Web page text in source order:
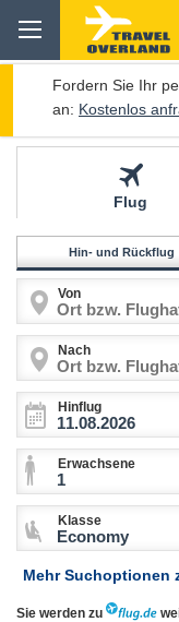
Fordern Sie Ihr
an: Kostenlos
Flug
Hin- und Rückflug
Von
Nach
Hinflug
Erwachsene
1
Klasse
Economy
Mehr Suchoptionen
Sie werden zu